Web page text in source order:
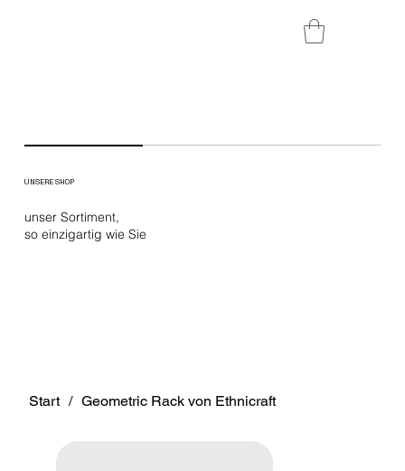
UNSERE SHOP
unser Sortiment,
so einzigartig wie Sie
Start / Geometric Rack von Ethnicraft